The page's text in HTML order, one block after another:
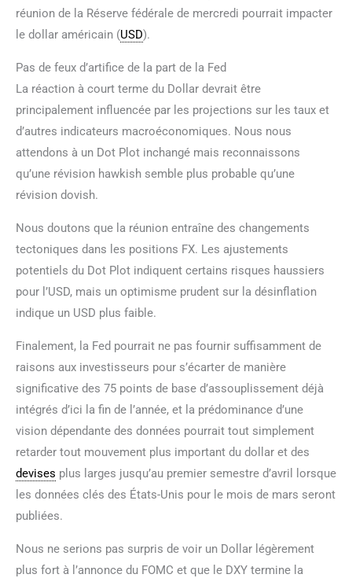
réunion de la Réserve fédérale de mercredi pourrait impacter
le dollar américain (USD).
Pas de feux d’artifice de la part de la Fed
La réaction à court terme du Dollar devrait être
principalement influencée par les projections sur les taux et
d’autres indicateurs macroéconomiques. Nous nous
attendons à un Dot Plot inchangé mais reconnaissons
qu’une révision hawkish semble plus probable qu’une
révision dovish.
Nous doutons que la réunion entraîne des changements
tectoniques dans les positions FX. Les ajustements
potentiels du Dot Plot indiquent certains risques haussiers
pour l’USD, mais un optimisme prudent sur la désinflation
indique un USD plus faible.
Finalement, la Fed pourrait ne pas fournir suffisamment de
raisons aux investisseurs pour s’écarter de manière
significative des 75 points de base d’assouplissement déjà
intégrés d’ici la fin de l’année, et la prédominance d’une
vision dépendante des données pourrait tout simplement
retarder tout mouvement plus important du dollar et des
devises plus larges jusqu’au premier semestre d’avril lorsque
les données clés des États-Unis pour le mois de mars seront
publiées.
Nous ne serions pas surpris de voir un Dollar légèrement
plus fort à l’annonce du FOMC et que le DXY termine la